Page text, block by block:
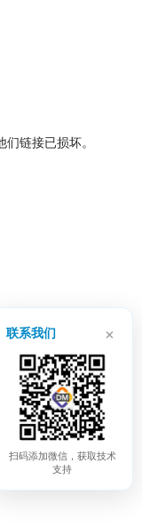
链接已损坏。
联系我们 ×
扫码添加微信，获取技术
支持